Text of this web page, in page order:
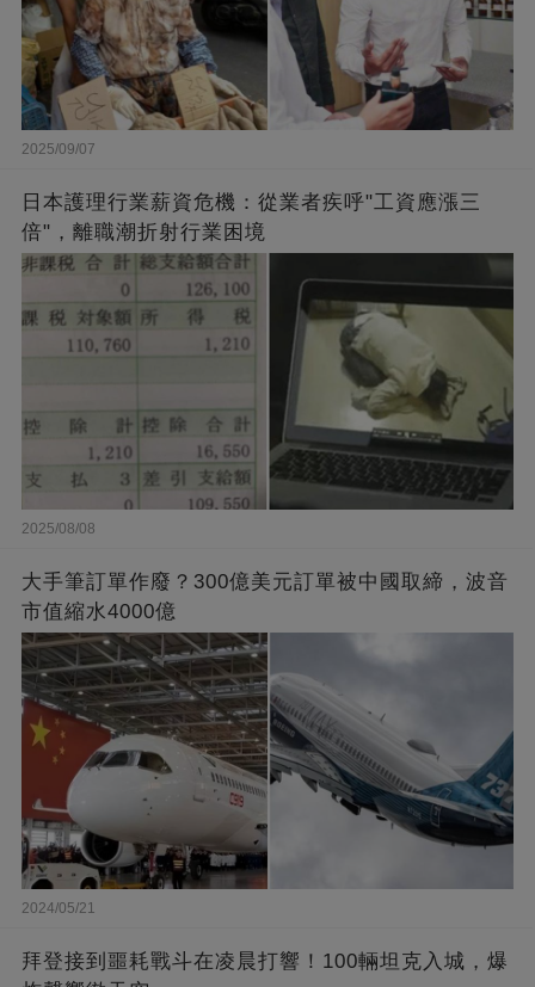
2025/09/07
日本護理行業薪資危機：從業者疾呼"工資應漲三
倍"，離職潮折射行業困境
2025/08/08
大手筆訂單作廢？300億美元訂單被中國取締，波音
市值縮水4000億
2024/05/21
拜登接到噩耗戰斗在凌晨打響！100輛坦克入城，爆